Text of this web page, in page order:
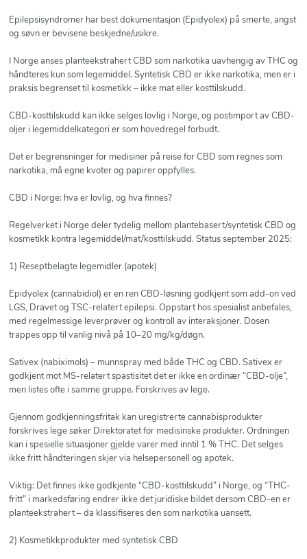
Epilepsisyndromer har best dokumentasjon (Epidyolex) på smerte, angst
og søvn er bevisene beskjedne/usikre.
I Norge anses planteekstrahert CBD som narkotika uavhengig av THC og
håndteres kun som legemiddel. Syntetisk CBD er ikke narkotika, men er i
praksis begrenset til kosmetikk – ikke mat eller kosttilskudd.
CBD-kosttilskudd kan ikke selges lovlig i Norge, og postimport av CBD-
oljer i legemiddelkategori er som hovedregel forbudt.
Det er begrensninger for medisiner på reise for CBD som regnes som
narkotika, må egne kvoter og papirer oppfylles.
CBD i Norge: hva er lovlig, og hva finnes?
Regelverket i Norge deler tydelig mellom plantebasert/syntetisk CBD og
kosmetikk kontra legemiddel/mat/kosttilskudd. Status september 2025:
1) Reseptbelagte legemidler (apotek)
Epidyolex (cannabidiol) er en ren CBD-løsning godkjent som add-on ved
LGS, Dravet og TSC-relatert epilepsi. Oppstart hos spesialist anbefales,
med regelmessige leverprøver og kontroll av interaksjoner. Dosen
trappes opp til vanlig nivå på 10–20 mg/kg/døgn.
Sativex (nabiximols) – munnspray med både THC og CBD. Sativex er
godkjent mot MS-relatert spastisitet det er ikke en ordinær “CBD-olje”,
men listes ofte i samme gruppe. Forskrives av lege.
Gjennom godkjenningsfritak kan uregistrerte cannabisprodukter
forskrives lege søker Direktoratet for medisinske produkter. Ordningen
kan i spesielle situasjoner gjelde varer med inntil 1 % THC. Det selges
ikke fritt håndteringen skjer via helsepersonell og apotek.
Viktig: Det finnes ikke godkjente “CBD-kosttilskudd” i Norge, og “THC-
fritt” i markedsføring endrer ikke det juridiske bildet dersom CBD-en er
planteekstrahert – da klassifiseres den som narkotika uansett.
2) Kosmetikkprodukter med syntetisk CBD